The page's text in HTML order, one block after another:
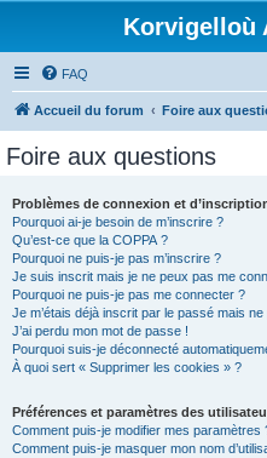
Korvigelloù
FAQ
Accueil du forum Foire aux
Foire aux questions
Problèmes de connexion et
Pourquoi ai-je besoin de m’inscrire ?
Qu’est-ce que la COPPA ?
Pourquoi ne puis-je pas m’inscrire ?
Je suis inscrit mais je ne peux pas me
Pourquoi ne puis-je pas me connecter ?
Je m’étais déjà inscrit par le passé mais
J’ai perdu mon mot de passe !
Pourquoi suis-je déconnecté
À quoi sert « Supprimer les cookies » ?
Préférences et paramètres des
Comment puis-je modifier mes paramètres
Comment puis-je masquer mon nom